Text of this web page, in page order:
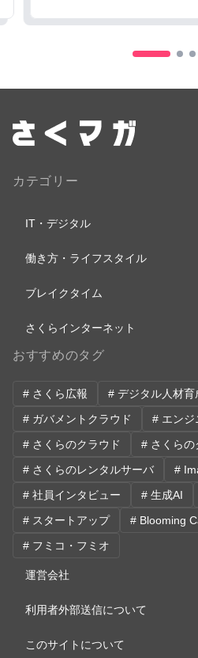
運営会社
利用者外部送信について
このサイトについて
カテゴリー
IT・デジタル
働き方・ライフスタイル
ブレイクタイム
さくらインターネット
おすすめのタグ
# さくら広報 # デジタル人材育
# ガバメントクラウド
# エンジ
# さくらのクラウド
# さくらの
# さくらのレンタルサーバ
#
# 社員インタビュー
# 生成AI
# スタートアップ
# Blooming
# フミコ・フミオ